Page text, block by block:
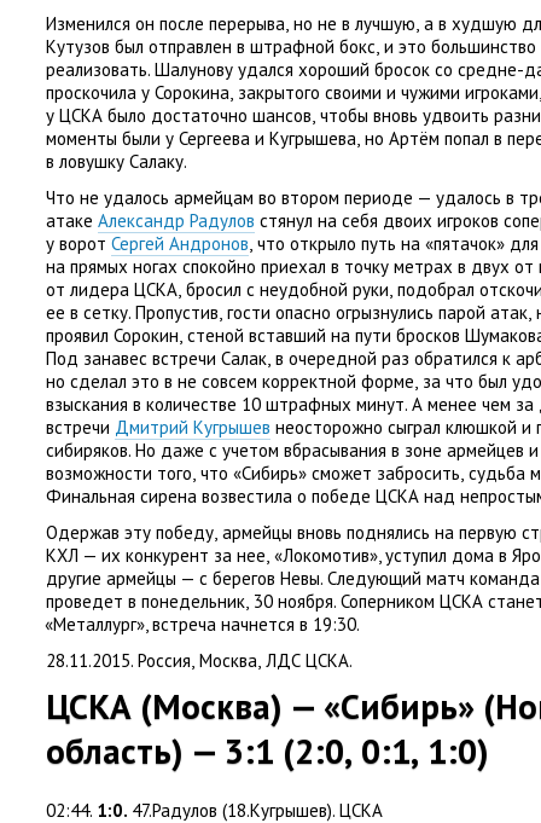
Изменился он после перерыва, но не в лучшую, а в худшую
Кутузов был отправлен в штрафной бокс, и это большинство
реализовать. Шалунову удался хороший бросок со средне-
проскочила у Сорокина, закрытого своими и чужими игроками,
у ЦСКА было достаточно шансов, чтобы вновь удвоить
моменты были у Сергеева и Кугрышева, но Артём попал в
в ловушку Салаку.
Что не удалось армейцам во втором периоде — удалось в
атаке Александр Радулов стянул на себя двоих игроков
у ворот Сергей Андронов, что открыло путь на «пятачок»
на прямых ногах спокойно приехал в точку метрах в двух от
от лидера ЦСКА, бросил с неудобной руки, подобрал
ее в сетку. Пропустив, гости опасно огрызнулись парой атак,
проявил Сорокин, стеной вставший на пути бросков
Под занавес встречи Салак, в очередной раз обратился к
но сделал это в не совсем корректной форме, за что был
взыскания в количестве 10 штрафных минут. А менее чем
встречи Дмитрий Кугрышев неосторожно сыграл клюшкой и
сибиряков. Но даже с учетом вбрасывания в зоне армейцев
возможности того, что «Сибирь» сможет забросить, судьба
Финальная сирена возвестила о победе ЦСКА над
Одержав эту победу, армейцы вновь поднялись на первую
КХЛ — их конкурент за нее, «Локомотив», уступил дома в
другие армейцы — с берегов Невы. Следующий матч
проведет в понедельник, 30 ноября. Соперником ЦСКА
«Металлург», встреча начнется в 19:30.
28.11.2015. Россия, Москва, ЛДС ЦСКА.
ЦСКА (Москва) — «Сибирь» (
область) — 3:1 (2:0, 0:1, 1:0)
02:44. 1:0. 47.Радулов (18.Кугрышев). ЦСКА